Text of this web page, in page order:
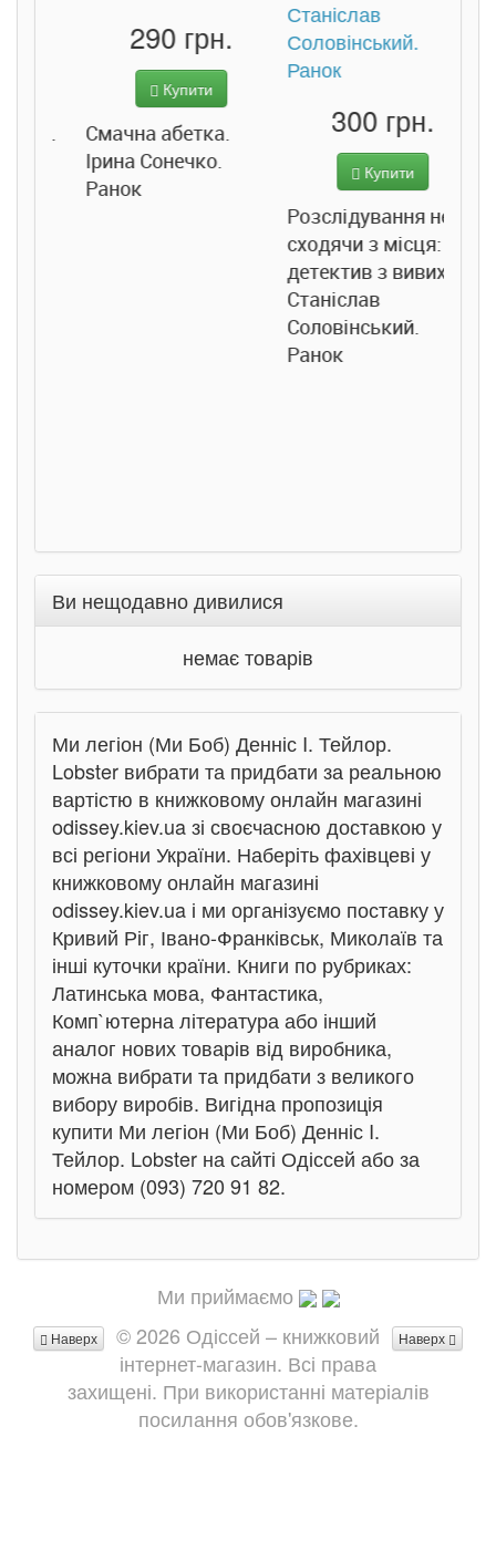
290 грн.
Купити
Смачна абетка.
Ірина Сонечко.
Ранок
300 грн.
Купити
Розслідування не
сходячи з місця:
детектив з вивихом.
Станіслав
Соловінський.
Ранок
Ви нещодавно дивилися
немає товарів
Ми легіон (Ми Боб) Денніс I. Тейлор.
Lobster вибрати та придбати за реальною
вартістю в книжковому онлайн магазині
odissey.kiev.ua зі своєчасною доставкою у
всі регіони України. Наберіть фахівцеві у
книжковому онлайн магазині
odissey.kiev.ua і ми організуємо поставку у
Кривий Ріг, Івано-Франківськ, Миколаїв та
інші куточки країни. Книги по рубриках:
Латинська мова, Фантастика,
Комп`ютерна література або інший
аналог нових товарів від виробника,
можна вибрати та придбати з великого
вибору виробів. Вигідна пропозиція
купити Ми легіон (Ми Боб) Денніс I.
Тейлор. Lobster на сайті Одіссей або за
номером (093) 720 91 82.
Ми приймаємо
Наверх
Наверх
© 2026 Одіссей – книжковий
інтернет-магазин. Всі права
захищені. При використанні матеріалів
посилання обов'язкове.